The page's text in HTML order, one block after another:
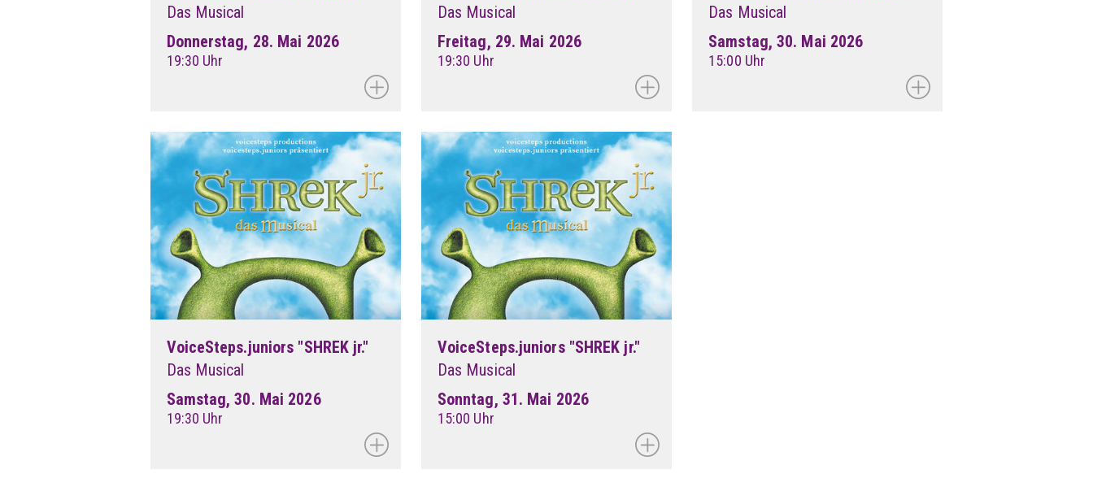
Das Musical
Donnerstag, 28. Mai 2026
19:30 Uhr
Das Musical
Freitag, 29. Mai 2026
19:30 Uhr
Das Musical
Samstag, 30. Mai 2026
15:00 Uhr
VoiceSteps.juniors "SHREK jr."
Das Musical
Samstag, 30. Mai 2026
19:30 Uhr
VoiceSteps.juniors "SHREK jr."
Das Musical
Sonntag, 31. Mai 2026
15:00 Uhr